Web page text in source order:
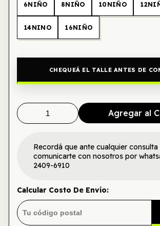
6NIÑO 8NIÑO 10NIÑO
14NINO 16NIÑO
CHEQUEÁ EL TALLE ANTES DE
Agregar al
Recordá que ante cualquier
comunicarte con nosotros por
2409-6910
Calcular Costo De Envío: